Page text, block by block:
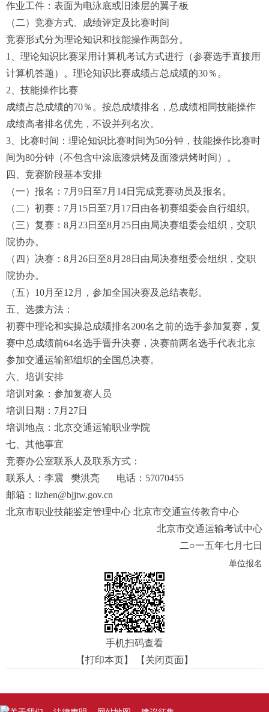
作业工件：表面为电泳底或旧漆层的翼子板
（二）竞赛方式、成绩评定及比赛时间
竞赛形式分为理论知识和技能操作两部分。
1、理论知识比赛采用计算机考试方式进行（参赛选手直接用
计算机答题）。理论知识比赛成绩占总成绩的30％。
2、技能操作比赛
成绩占总成绩的70％。按总成绩排名，总成绩相同技能操作
成绩高者排名优先，不设并列名次。
3、比赛时间：理论知识比赛时间为50分钟，技能操作比赛时
间为80分钟（不包含中涂底漆烘烤及面漆烘烤时间）。
四、竞赛阶段基本安排
（一）报名：7月9日至7月14日完成竞赛动员及报名。
（二）初赛：7月15日至7月17日由各初赛组委会自行组织。
（三）复赛：8月23日至8月25日由局决赛组委会组织，交职
院协办。
（四）决赛：8月26日至8月28日由局决赛组委会组织，交职
院协办。
（五）10月至12月，参加全国决赛及总结表彰。
五、选拨方法：
初赛中理论和实操总成绩排名200名之前的选手参加复赛，复
赛中总成绩前64名选手晋升决赛，决赛前两名选手代表北京
参加交通运输部组织的全国总决赛。
六、培训安排
培训对象：参加复赛人员
培训日期：7月27日
培训地点：北京交通运输职业学院
七、其他事宜
竞赛办公室联系人及联系方式：
联系人：李震 樊洪亮 电话：57070455
邮箱：lizhen@bjjtw.gov.cn
北京市职业技能鉴定管理中心 北京市交通宣传教育中心
北京市交通运输考试中心
二○一五年七月七日
单位报名
手机扫码查看
【打印本页】
【关闭页面】